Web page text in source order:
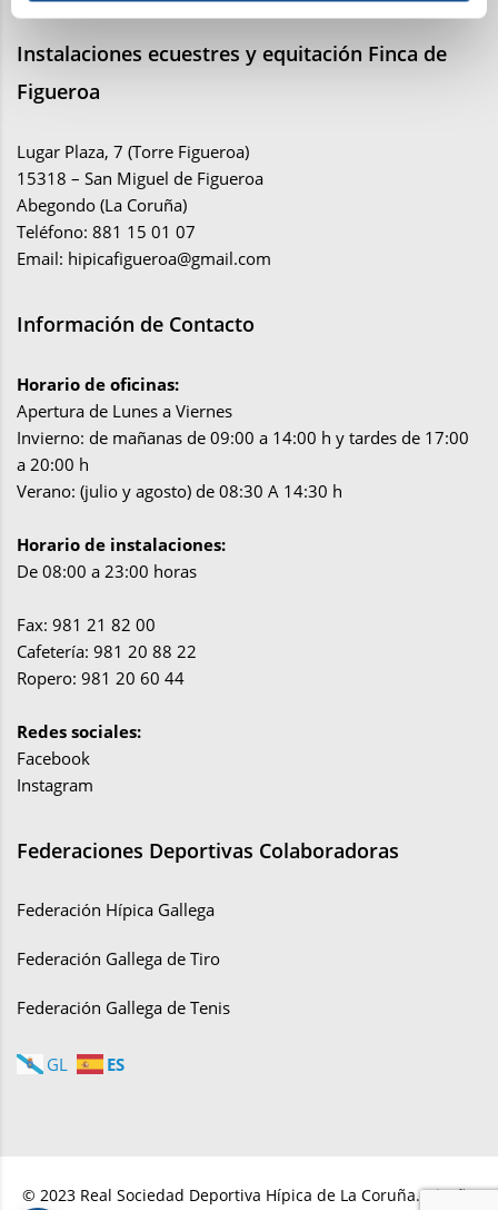
Instalaciones ecuestres y equitación Finca de
Figueroa
Lugar Plaza, 7 (Torre Figueroa)
15318 – San Miguel de Figueroa
Abegondo (La Coruña)
Teléfono: 881 15 01 07
Email: hipicafigueroa@gmail.com
Información de Contacto
Horario de oficinas:
Apertura de Lunes a Viernes
Invierno: de mañanas de 09:00 a 14:00 h y tardes de 17:00
a 20:00 h
Verano: (julio y agosto) de 08:30 A 14:30 h
Horario de instalaciones:
De 08:00 a 23:00 horas
Fax: 981 21 82 00
Cafetería: 981 20 88 22
Ropero: 981 20 60 44
Redes sociales:
Facebook
Instagram
Federaciones Deportivas Colaboradoras
Federación Hípica Gallega
Federación Gallega de Tiro
Federación Gallega de Tenis
GL ES
© 2023 Real Sociedad Deportiva Hípica de La Coruña. Diseño